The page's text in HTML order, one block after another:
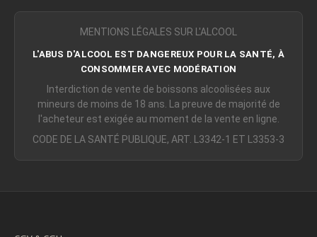
MENTIONS LÉGALES SUR L'ALCOOL
L'ABUS D'ALCOOL EST DANGEREUX POUR LA SANTÉ, À
CONSOMMER AVEC MODÉRATION
Interdiction de vente de boissons alcoolisées aux
mineurs de moins de 18 ans. La preuve de majorité de
l'acheteur est exigée au moment de la vente en ligne.
CODE DE LA SANTÉ PUBLIQUE, ART. L3342-1 ET L3353-3